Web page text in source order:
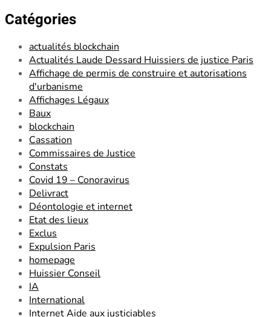
Catégories
actualités blockchain
Actualités Laude Dessard Huissiers de justice Paris
Affichage de permis de construire et autorisations
d'urbanisme
Affichages Légaux
Baux
blockchain
Cassation
Commissaires de Justice
Constats
Covid 19 – Conoravirus
Delivract
Déontologie et internet
Etat des lieux
Exclus
Expulsion Paris
homepage
Huissier Conseil
IA
International
Internet Aide aux justiciables